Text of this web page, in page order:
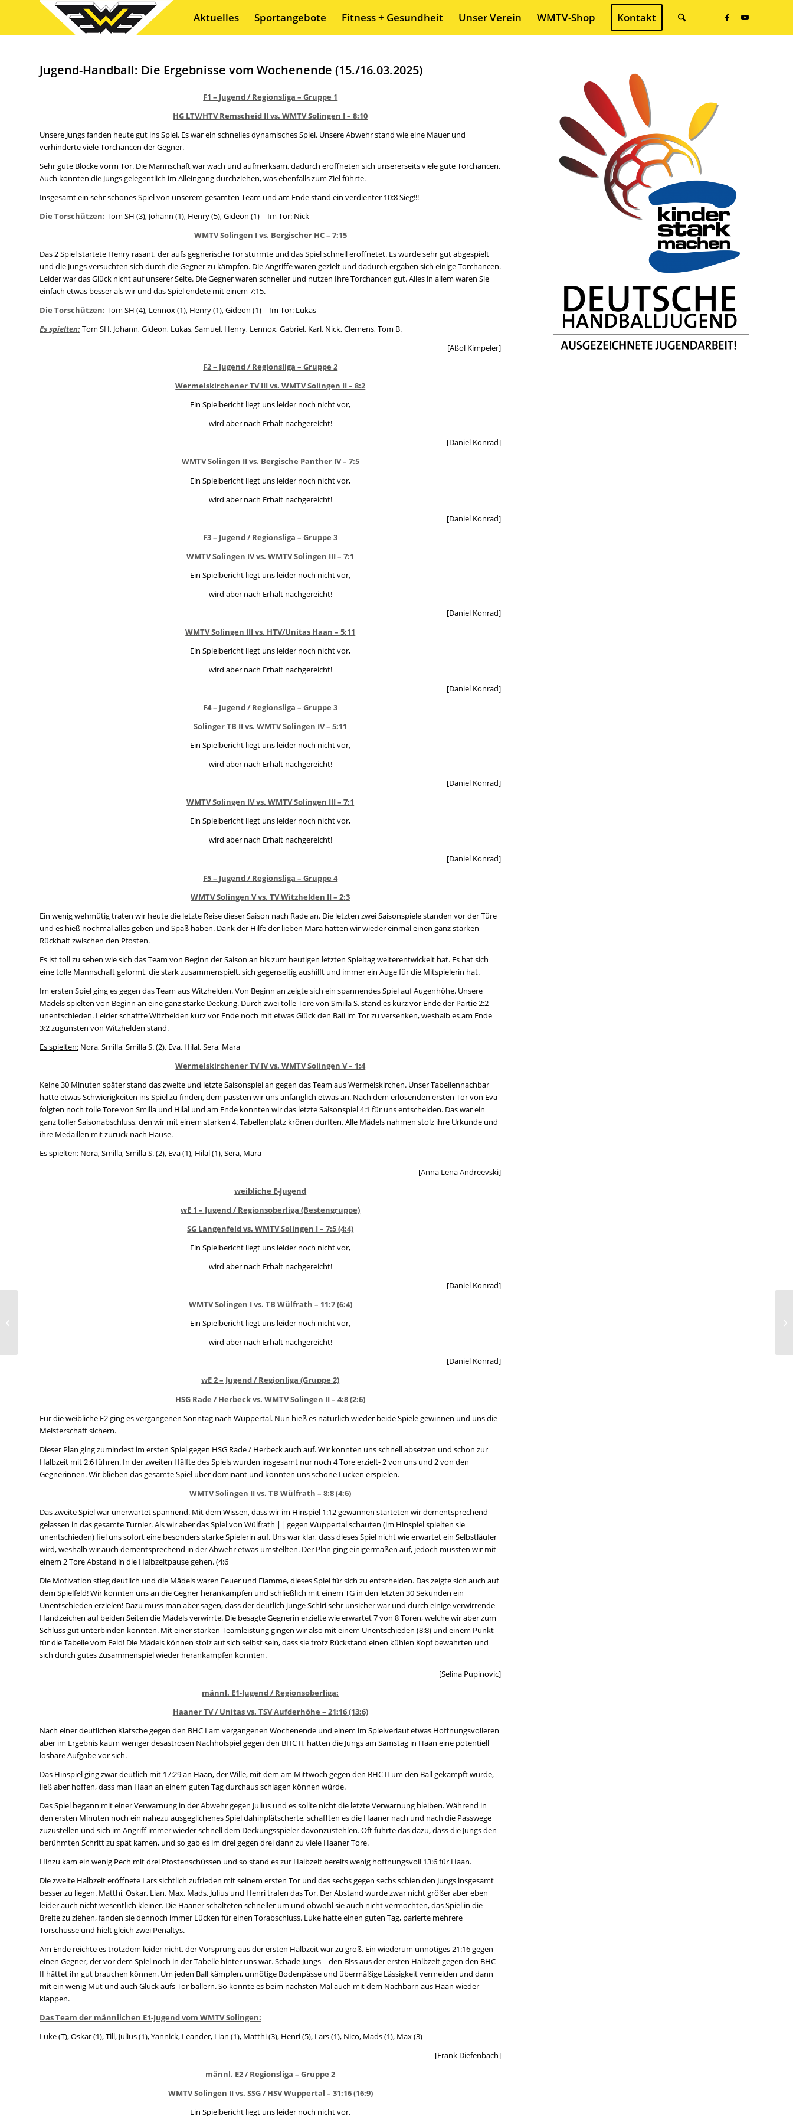
Aktuelles Sportangebote Fitness + Gesundheit Unser Verein WMTV-Shop Kontakt
Jugend-Handball: Die Ergebnisse vom Wochenende (15./16.03.2025)
F1 – Jugend / Regionsliga – Gruppe 1
HG LTV/HTV Remscheid II vs. WMTV Solingen I – 8:10
Unsere Jungs fanden heute gut ins Spiel. Es war ein schnelles dynamisches Spiel. Unsere Abwehr stand wie eine Mauer und
verhinderte viele Torchancen der Gegner.
Sehr gute Blöcke vorm Tor. Die Mannschaft war wach und aufmerksam, dadurch eröffneten sich unsererseits viele gute Torchancen.
Auch konnten die Jungs gelegentlich im Alleingang durchziehen, was ebenfalls zum Ziel führte.
Insgesamt ein sehr schönes Spiel von unserem gesamten Team und am Ende stand ein verdienter 10:8 Sieg!!!
Die Torschützen: Tom SH (3), Johann (1), Henry (5), Gideon (1) – Im Tor: Nick
WMTV Solingen I vs. Bergischer HC – 7:15
Das 2 Spiel startete Henry rasant, der aufs gegnerische Tor stürmte und das Spiel schnell eröffnetet. Es wurde sehr gut abgespielt
und die Jungs versuchten sich durch die Gegner zu kämpfen. Die Angriffe waren gezielt und dadurch ergaben sich einige Torchancen.
Leider war das Glück nicht auf unserer Seite. Die Gegner waren schneller und nutzen Ihre Torchancen gut. Alles in allem waren Sie
einfach etwas besser als wir und das Spiel endete mit einem 7:15.
Die Torschützen: Tom SH (4), Lennox (1), Henry (1), Gideon (1) – Im Tor: Lukas
Es spielten:Tom SH, Johann, Gideon, Lukas, Samuel, Henry, Lennox, Gabriel, Karl, Nick, Clemens, Tom B.
[Aßol Kimpeler]
F2 – Jugend / Regionsliga – Gruppe 2
Wermelskirchener TV III vs. WMTV Solingen II – 8:2
Ein Spielbericht liegt uns leider noch nicht vor,
wird aber nach Erhalt nachgereicht!
[Daniel Konrad]
WMTV Solingen II vs. Bergische Panther IV – 7:5
Ein Spielbericht liegt uns leider noch nicht vor,
wird aber nach Erhalt nachgereicht!
[Daniel Konrad]
F3 – Jugend / Regionsliga – Gruppe 3
WMTV Solingen IV vs. WMTV Solingen III – 7:1
Ein Spielbericht liegt uns leider noch nicht vor,
wird aber nach Erhalt nachgereicht!
[Daniel Konrad]
WMTV Solingen III vs. HTV/Unitas Haan – 5:11
Ein Spielbericht liegt uns leider noch nicht vor,
wird aber nach Erhalt nachgereicht!
[Daniel Konrad]
F4 – Jugend / Regionsliga – Gruppe 3
Solinger TB II vs. WMTV Solingen IV – 5:11
Ein Spielbericht liegt uns leider noch nicht vor,
wird aber nach Erhalt nachgereicht!
[Daniel Konrad]
WMTV Solingen IV vs. WMTV Solingen III – 7:1
Ein Spielbericht liegt uns leider noch nicht vor,
wird aber nach Erhalt nachgereicht!
[Daniel Konrad]
F5 – Jugend / Regionsliga – Gruppe 4
WMTV Solingen V vs. TV Witzhelden II – 2:3
Ein wenig wehmütig traten wir heute die letzte Reise dieser Saison nach Rade an. Die letzten zwei Saisonspiele standen vor der Türe
und es hieß nochmal alles geben und Spaß haben. Dank der Hilfe der lieben Mara hatten wir wieder einmal einen ganz starken
Rückhalt zwischen den Pfosten.
Es ist toll zu sehen wie sich das Team von Beginn der Saison an bis zum heutigen letzten Spieltag weiterentwickelt hat. Es hat sich
eine tolle Mannschaft geformt, die stark zusammenspielt, sich gegenseitig aushilft und immer ein Auge für die Mitspielerin hat.
Im ersten Spiel ging es gegen das Team aus Witzhelden. Von Beginn an zeigte sich ein spannendes Spiel auf Augenhöhe. Unsere
Mädels spielten von Beginn an eine ganz starke Deckung. Durch zwei tolle Tore von Smilla S. stand es kurz vor Ende der Partie 2:2
unentschieden. Leider schaffte Witzhelden kurz vor Ende noch mit etwas Glück den Ball im Tor zu versenken, weshalb es am Ende
3:2 zugunsten von Witzhelden stand.
Es spielten: Nora, Smilla, Smilla S. (2), Eva, Hilal, Sera, Mara
Wermelskirchener TV IV vs. WMTV Solingen V – 1:4
Keine 30 Minuten später stand das zweite und letzte Saisonspiel an gegen das Team aus Wermelskirchen. Unser Tabellennachbar
hatte etwas Schwierigkeiten ins Spiel zu finden, dem passten wir uns anfänglich etwas an. Nach dem erlösenden ersten Tor von Eva
folgten noch tolle Tore von Smilla und Hilal und am Ende konnten wir das letzte Saisonspiel 4:1 für uns entscheiden. Das war ein
ganz toller Saisonabschluss, den wir mit einem starken 4. Tabellenplatz krönen durften. Alle Mädels nahmen stolz ihre Urkunde und
ihre Medaillen mit zurück nach Hause.
Es spielten: Nora, Smilla, Smilla S. (2), Eva (1), Hilal (1), Sera, Mara
[Anna Lena Andreevski]
weibliche E-Jugend
wE 1 – Jugend / Regionsoberliga (Bestengruppe)
SG Langenfeld vs. WMTV Solingen I – 7:5 (4:4)
Ein Spielbericht liegt uns leider noch nicht vor,
wird aber nach Erhalt nachgereicht!
[Daniel Konrad]
WMTV Solingen I vs. TB Wülfrath – 11:7 (6:4)
Ein Spielbericht liegt uns leider noch nicht vor,
wird aber nach Erhalt nachgereicht!
[Daniel Konrad]
wE 2 – Jugend / Regionliga (Gruppe 2)
HSG Rade / Herbeck vs. WMTV Solingen II – 4:8 (2:6)
Für die weibliche E2 ging es vergangenen Sonntag nach Wuppertal. Nun hieß es natürlich wieder beide Spiele gewinnen und uns die
Meisterschaft sichern.
Dieser Plan ging zumindest im ersten Spiel gegen HSG Rade / Herbeck auch auf. Wir konnten uns schnell absetzen und schon zur
Halbzeit mit 2:6 führen. In der zweiten Hälfte des Spiels wurden insgesamt nur noch 4 Tore erzielt- 2 von uns und 2 von den
Gegnerinnen. Wir blieben das gesamte Spiel über dominant und konnten uns schöne Lücken erspielen.
WMTV Solingen II vs. TB Wülfrath – 8:8 (4:6)
Das zweite Spiel war unerwartet spannend. Mit dem Wissen, dass wir im Hinspiel 1:12 gewannen starteten wir dementsprechend
gelassen in das gesamte Turnier. Als wir aber das Spiel von Wülfrath || gegen Wuppertal schauten (im Hinspiel spielten sie
unentschieden) fiel uns sofort eine besonders starke Spielerin auf. Uns war klar, dass dieses Spiel nicht wie erwartet ein Selbstläufer
wird, weshalb wir auch dementsprechend in der Abwehr etwas umstellten. Der Plan ging einigermaßen auf, jedoch mussten wir mit
einem 2 Tore Abstand in die Halbzeitpause gehen. (4:6
Die Motivation stieg deutlich und die Mädels waren Feuer und Flamme, dieses Spiel für sich zu entscheiden. Das zeigte sich auch auf
dem Spielfeld! Wir konnten uns an die Gegner herankämpfen und schließlich mit einem TG in den letzten 30 Sekunden ein
Unentschieden erzielen! Dazu muss man aber sagen, dass der deutlich junge Schiri sehr unsicher war und durch einige verwirrende
Handzeichen auf beiden Seiten die Mädels verwirrte. Die besagte Gegnerin erzielte wie erwartet 7 von 8 Toren, welche wir aber zum
Schluss gut unterbinden konnten. Mit einer starken Teamleistung gingen wir also mit einem Unentschieden (8:8) und einem Punkt
für die Tabelle vom Feld! Die Mädels können stolz auf sich selbst sein, dass sie trotz Rückstand einen kühlen Kopf bewahrten und
sich durch gutes Zusammenspiel wieder herankämpfen konnten.
[Selina Pupinovic]
männl. E1-Jugend / Regionsoberliga:
Haaner TV / Unitas vs. TSV Aufderhöhe – 21:16 (13:6)
Nach einer deutlichen Klatsche gegen den BHC I am vergangenen Wochenende und einem im Spielverlauf etwas Hoffnungsvolleren
aber im Ergebnis kaum weniger desaströsen Nachholspiel gegen den BHC II, hatten die Jungs am Samstag in Haan eine potentiell
lösbare Aufgabe vor sich.
Das Hinspiel ging zwar deutlich mit 17:29 an Haan, der Wille, mit dem am Mittwoch gegen den BHC II um den Ball gekämpft wurde,
ließ aber hoffen, dass man Haan an einem guten Tag durchaus schlagen können würde.
Das Spiel begann mit einer Verwarnung in der Abwehr gegen Julius und es sollte nicht die letzte Verwarnung bleiben. Während in
den ersten Minuten noch ein nahezu ausgeglichenes Spiel dahinplätscherte, schafften es die Haaner nach und nach die Passwege
zuzustellen und sich im Angriff immer wieder schnell dem Deckungsspieler davonzustehlen. Oft führte das dazu, dass die Jungs den
berühmten Schritt zu spät kamen, und so gab es im drei gegen drei dann zu viele Haaner Tore.
Hinzu kam ein wenig Pech mit drei Pfostenschüssen und so stand es zur Halbzeit bereits wenig hoffnungsvoll 13:6 für Haan.
Die zweite Halbzeit eröffnete Lars sichtlich zufrieden mit seinem ersten Tor und das sechs gegen sechs schien den Jungs insgesamt
besser zu liegen. Matthi, Oskar, Lian, Max, Mads, Julius und Henri trafen das Tor. Der Abstand wurde zwar nicht größer aber eben
leider auch nicht wesentlich kleiner. Die Haaner schalteten schneller um und obwohl sie auch nicht vermochten, das Spiel in die
Breite zu ziehen, fanden sie dennoch immer Lücken für einen Torabschluss. Luke hatte einen guten Tag, parierte mehrere
Torschüsse und hielt gleich zwei Penaltys.
Am Ende reichte es trotzdem leider nicht, der Vorsprung aus der ersten Halbzeit war zu groß. Ein wiederum unnötiges 21:16 gegen
einen Gegner, der vor dem Spiel noch in der Tabelle hinter uns war. Schade Jungs – den Biss aus der ersten Halbzeit gegen den BHC
II hättet ihr gut brauchen können. Um jeden Ball kämpfen, unnötige Bodenpässe und übermäßige Lässigkeit vermeiden und dann
mit ein wenig Mut und auch Glück aufs Tor ballern. So könnte es beim nächsten Mal auch mit dem Nachbarn aus Haan wieder
klappen.
Das Team der männlichen E1-Jugend vom WMTV Solingen:
Luke (T), Oskar (1), Till, Julius (1), Yannick, Leander, Lian (1), Matthi (3), Henri (5), Lars (1), Nico, Mads (1), Max (3)
[Frank Diefenbach]
männl. E2 / Regionsliga – Gruppe 2
WMTV Solingen II vs. SSG / HSV Wuppertal – 31:16 (16:9)
Ein Spielbericht liegt uns leider noch nicht vor,